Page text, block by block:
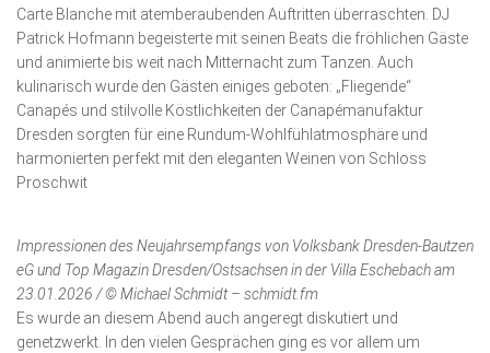
Carte Blanche mit atemberaubenden Auftritten überraschten. DJ
Patrick Hofmann begeisterte mit seinen Beats die fröhlichen Gäste
und animierte bis weit nach Mitternacht zum Tanzen. Auch
kulinarisch wurde den Gästen einiges geboten: „Fliegende“
Canapés und stilvolle Köstlichkeiten der Canapé­manufaktur
Dresden sorgten für eine Rundum-Wohlfühl­atmosphäre und
harmonierten perfekt mit den eleganten Weinen von Schloss
Proschwit
Impressionen des Neujahrsempfangs von Volksbank Dresden-Bautzen
eG und Top Magazin Dresden/Ostsachsen in der Villa Eschebach am
23.01.2026 / © Michael Schmidt – schmidt.fm
Es wurde an diesem Abend auch angeregt diskutiert und
genetzwerkt. In den vielen Gesprächen ging es vor allem um